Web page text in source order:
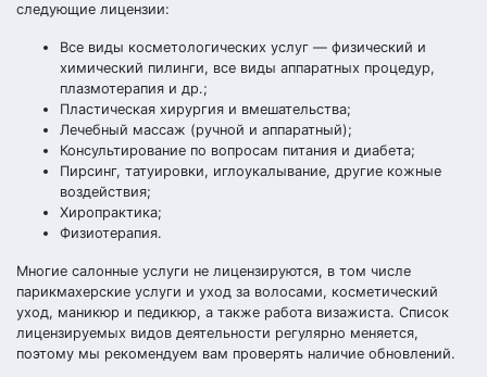
следующие лицензии:
Все виды косметологических услуг — физический и
химический пилинги, все виды аппаратных процедур,
плазмотерапия и др.;
Пластическая хирургия и вмешательства;
Лечебный массаж (ручной и аппаратный);
Консультирование по вопросам питания и диабета;
Пирсинг, татуировки, иглоукалывание, другие кожные
воздействия;
Хиропрактика;
Физиотерапия.
Многие салонные услуги не лицензируются, в том числе
парикмахерские услуги и уход за волосами, косметический
уход, маникюр и педикюр, а также работа визажиста. Список
лицензируемых видов деятельности регулярно меняется,
поэтому мы рекомендуем вам проверять наличие обновлений.